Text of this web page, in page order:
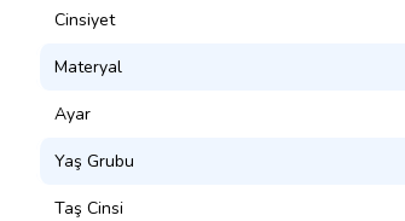
Cinsiyet
Materyal
Ayar
Yaş Grubu
Taş Cinsi